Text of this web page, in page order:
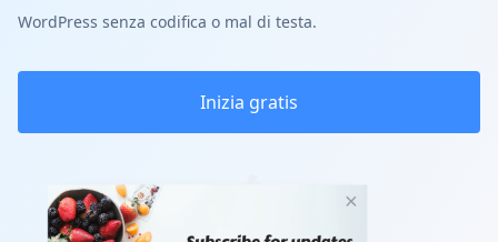
WordPress senza codifica o mal di testa.
Inizia gratis